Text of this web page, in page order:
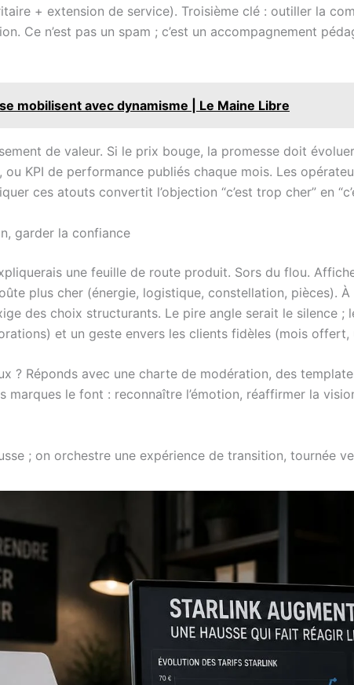
+ extension de service). Troisième clé : outiller la
Ce n’est pas un spam ; c’est un accompagnement
mobilisent avec dynamisme | Le Maine Libre
de valeur. Si le prix bouge, la promesse doit
KPI de performance publiés chaque mois. Les
ces atouts convertit l’objection “c’est trop cher” en
garder la confiance
une feuille de route produit. Sors du flou.
plus cher (énergie, logistique, constellation, pièces). À
des choix structurants. Le pire angle serait le silence ;
et un geste envers les clients fidèles (mois
? Réponds avec une charte de modération, des
marques le font : reconnaître l’émotion, réaffirmer la
; on orchestre une expérience de transition, tournée